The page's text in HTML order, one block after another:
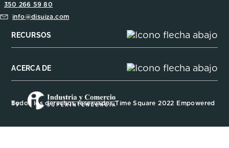
350 266 59 80
info@disuiza.com
RECURSOS
ACERCA DE
Todos los derechos reservados Time Square 2022 Empowered by